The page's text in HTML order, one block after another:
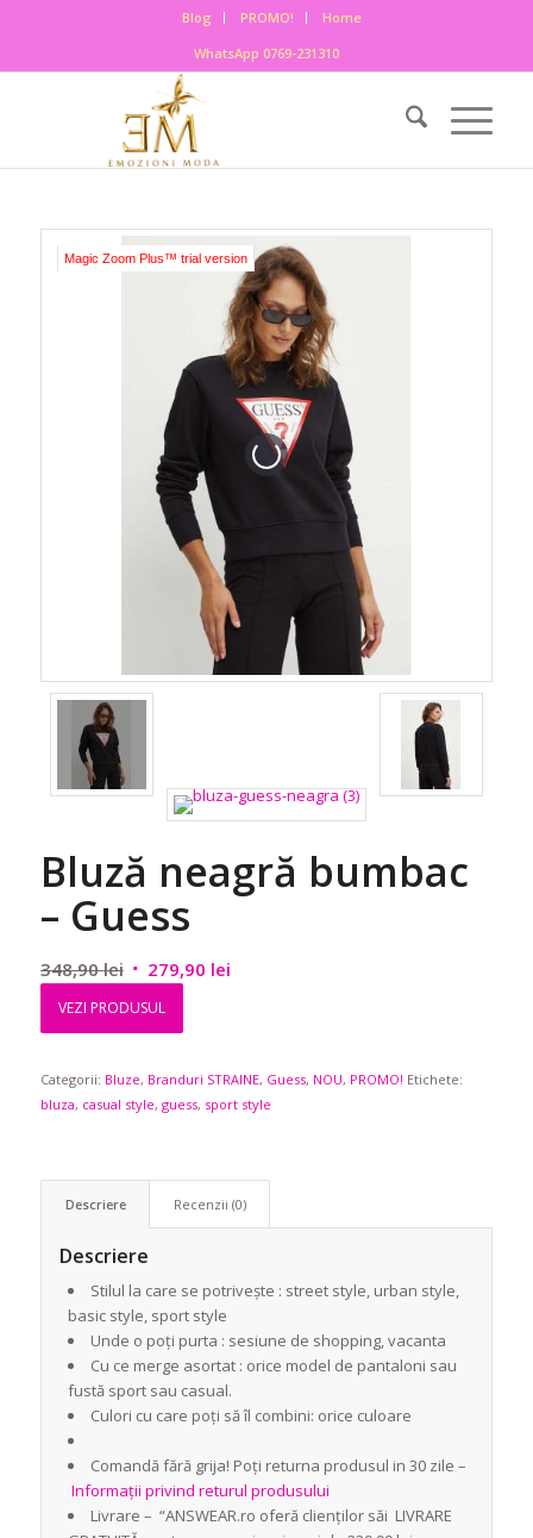
Blog PROMO!
Home
WhatsApp 0769-231310
Magic Zoom Plus™ trial version
Bluză neagră bumbac
– Guess
348,90lei Prețul
348,90 lei.
279,90 leiPrețul
VEZI PRODUSUL
Categorii: Bluze, Branduri STRAINE, Guess, NOU, PROMO! Etichete:
bluza, casual style, guess, sport style
Descriere Recenzii (0)
Descriere
Stilul la care se potrivește : street style, urban style,
basic style, sport style
Unde o poți purta : sesiune de shopping, vacanta
Cu ce merge asortat : orice model de pantaloni sau
fustă sport sau casual.
Culori cu care poți să îl combini: orice culoare
Comandă fără grija! Poți returna produsul in 30 zile –
Informații privind returul produsului
Livrare – “ANSWEAR.ro oferă clienților săi LIVRARE